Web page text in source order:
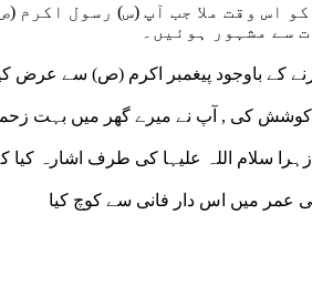
اس وقت ملا جب آپ (س) رسول اکرم
سے مشہور ہوئیں۔
کے باوجود پیغمبر اکرم (ص) سے عرض
کی , آپ نے میرے گھر میں بہت
اللہ علیہا کی طرف اشارہ کیا